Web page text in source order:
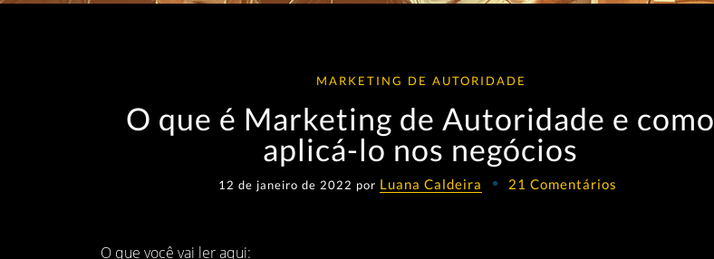
MARKETING DE AUTORIDADE
O que é Marketing de Autoridade e como
aplicá-lo nos negócios
12 de janeiro de 2022 por Luana Caldeira 21 Comentários
O que você vai ler aqui: